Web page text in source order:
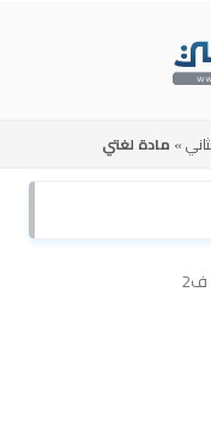
» مادة لغتي